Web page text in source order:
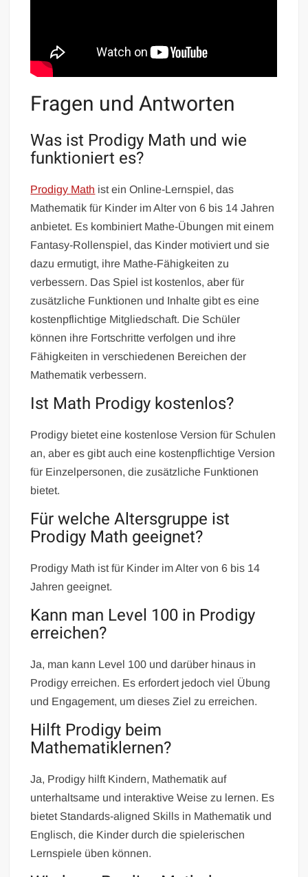
Fragen und Antworten
Was ist Prodigy Math und wie
funktioniert es?
Prodigy Math ist ein Online-Lernspiel, das
Mathematik für Kinder im Alter von 6 bis 14 Jahren
anbietet. Es kombiniert Mathe-Übungen mit einem
Fantasy-Rollenspiel, das Kinder motiviert und sie
dazu ermutigt, ihre Mathe-Fähigkeiten zu
verbessern. Das Spiel ist kostenlos, aber für
zusätzliche Funktionen und Inhalte gibt es eine
kostenpflichtige Mitgliedschaft. Die Schüler
können ihre Fortschritte verfolgen und ihre
Fähigkeiten in verschiedenen Bereichen der
Mathematik verbessern.
Ist Math Prodigy kostenlos?
Prodigy bietet eine kostenlose Version für Schulen
an, aber es gibt auch eine kostenpflichtige Version
für Einzelpersonen, die zusätzliche Funktionen
bietet.
Für welche Altersgruppe ist
Prodigy Math geeignet?
Prodigy Math ist für Kinder im Alter von 6 bis 14
Jahren geeignet.
Kann man Level 100 in Prodigy
erreichen?
Ja, man kann Level 100 und darüber hinaus in
Prodigy erreichen. Es erfordert jedoch viel Übung
und Engagement, um dieses Ziel zu erreichen.
Hilft Prodigy beim
Mathematiklernen?
Ja, Prodigy hilft Kindern, Mathematik auf
unterhaltsame und interaktive Weise zu lernen. Es
bietet Standards-aligned Skills in Mathematik und
Englisch, die Kinder durch die spielerischen
Lernspiele üben können.